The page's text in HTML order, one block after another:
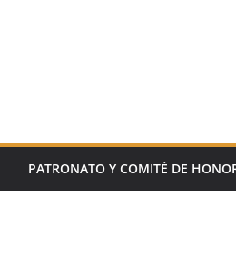
PATRONATO Y COMITÉ DE